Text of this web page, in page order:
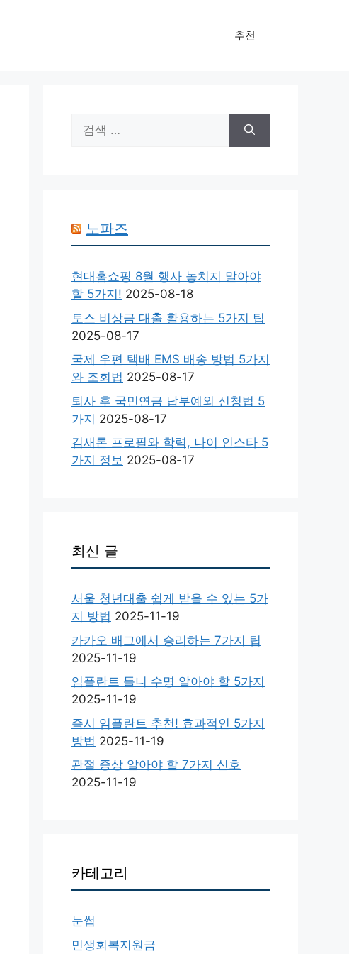
추천
색:
노파즈
현대홈쇼핑 8월 행사 놓치지 말아야
할 5가지! 2025-08-18
토스 비상금 대출 활용하는 5가지 팁
2025-08-17
국제 우편 택배 EMS 배송 방법 5가지
와 조회법 2025-08-17
퇴사 후 국민연금 납부예외 신청법 5
가지 2025-08-17
김새론 프로필와 학력, 나이 인스타 5
가지 정보 2025-08-17
최신 글
서울 청년대출 쉽게 받을 수 있는 5가
지 방법 2025-11-19
카카오 배그에서 승리하는 7가지 팁
2025-11-19
임플란트 틀니 수명 알아야 할 5가지
2025-11-19
즉시 임플란트 추천! 효과적인 5가지
방법 2025-11-19
관절 증상 알아야 할 7가지 신호
2025-11-19
카테고리
눈썹
민생회복지원금